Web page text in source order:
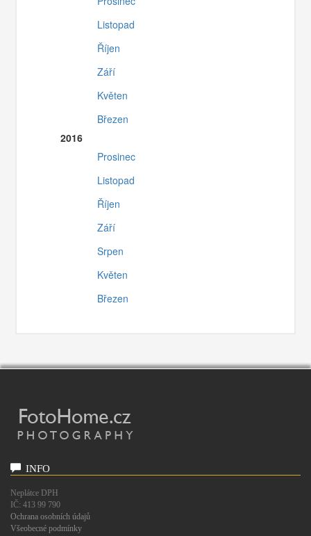
Listopad
Říjen
Září
Květen
Březen
2016
Prosinec
Listopad
Říjen
Září
Srpen
Květen
Březen
INFO
Neplátce DPH
IČ: 413 99 790
Ochrana osobních údajů
Všeobecné podmínky